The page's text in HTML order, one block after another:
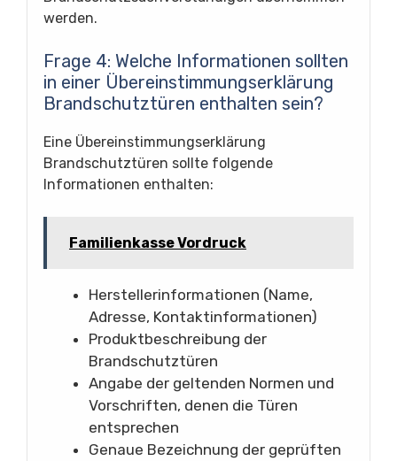
werden.
Frage 4: Welche Informationen sollten
in einer Übereinstimmungserklärung
Brandschutztüren enthalten sein?
Eine Übereinstimmungserklärung
Brandschutztüren sollte folgende
Informationen enthalten:
Familienkasse Vordruck
Herstellerinformationen (Name,
Adresse, Kontaktinformationen)
Produktbeschreibung der
Brandschutztüren
Angabe der geltenden Normen und
Vorschriften, denen die Türen
entsprechen
Genaue Bezeichnung der geprüften